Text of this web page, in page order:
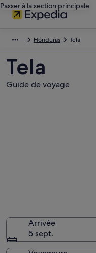
Passer à la section principale
Honduras Tela
Tela
Guide de voyage
Arrivée
5 sept.